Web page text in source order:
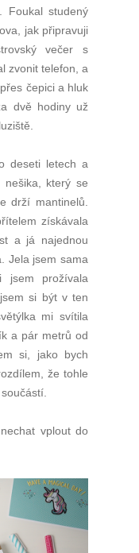
Foukal studený
jak připravuji
večer s
zvonit telefon, a
čepici a hluk
dvě hodiny už
deseti letech a
nešika, který se
drží mantinelů.
získávala
a já najednou
Jela jsem sama
prožívala
si být v ten
mi svítila
a pár metrů od
si, jako bych
že tohle
vplout do